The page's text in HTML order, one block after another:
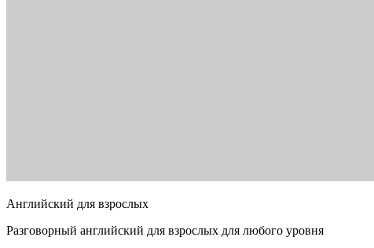
Английский для взрослых
Разговорный английский для взрослых для любого уровня